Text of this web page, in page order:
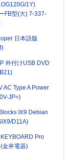
1Y)
FB型(大) 7-337-
日本語版
外付けUSB DVD
AC Type A Power
JP=)
IX9 Debian
D11A)
Pro
金井電器)